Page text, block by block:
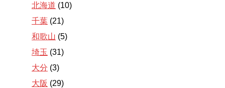
北海道 (10)
千葉 (21)
和歌山 (5)
埼玉 (31)
大分 (3)
大阪 (29)